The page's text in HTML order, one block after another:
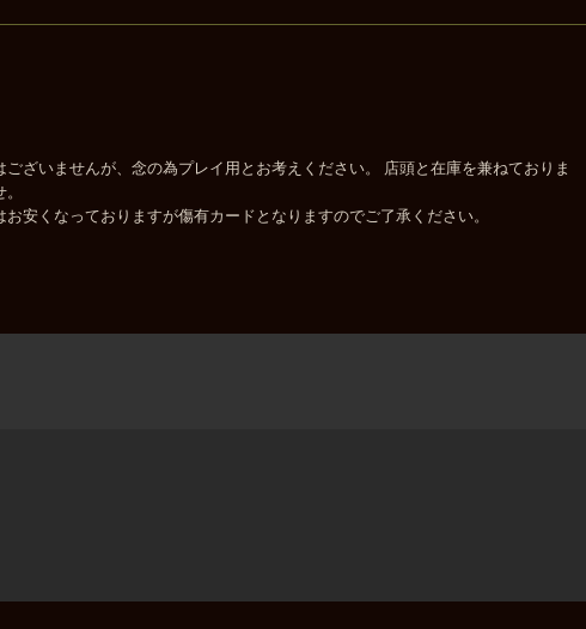
ざいませんが、念の為プレイ用とお考えください。 店頭と在庫を兼ねておりま
安くなっておりますが傷有カードとなりますのでご了承ください。